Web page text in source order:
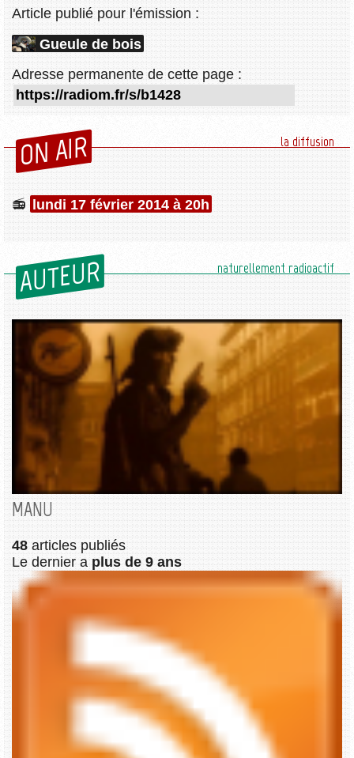
Article publié pour l'émission :
Gueule de bois
Adresse permanente de cette page :
ON AIR la diffusion
lundi 17 février 2014 à 20h
AUTEUR naturellement radioactif
MANU
48 articles publiés
Le dernier a plus de 9 ans